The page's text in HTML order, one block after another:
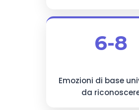
6-8
Emozioni di base
da